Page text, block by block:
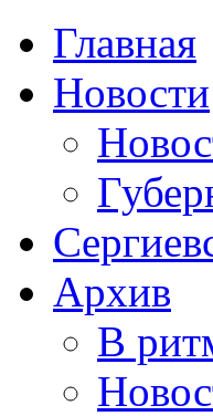
Главная
Новости
Архив
В